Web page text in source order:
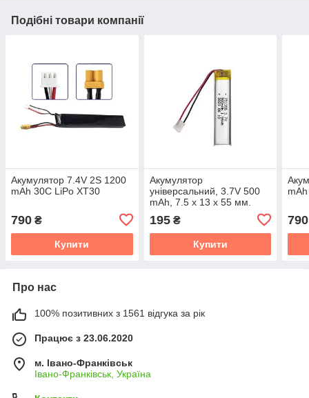
Подібні товари компанії
Акумулятор 7.4V 2S 1200
mAh 30C LiPo XT30
790 ₴
Купити
Акумулятор
універсальний, 3.7V 500
mAh, 7.5 x 13 x 55 мм.
195₴
Купити
790
Про нас
100% позитивних з 1561 відгука за рік
Працює з 23.06.2020
м. Івано-Франківськ
Івано-Франківськ, Україна